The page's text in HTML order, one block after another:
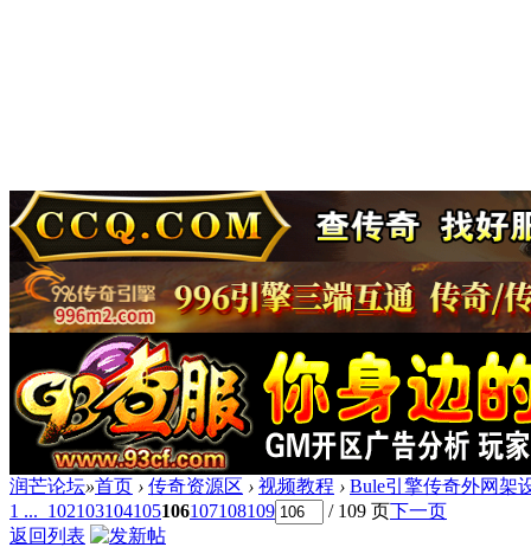
润芒论坛»首页 › 传奇资源区 › 视频教程 › Bule引擎传奇外网架
1 ... 102103104105106107108109 / 109 页下一页
返回列表